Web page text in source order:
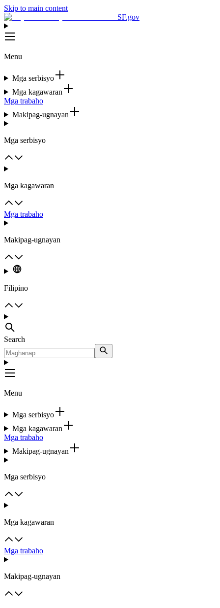
Skip to main content
SF.gov
Menu
Mga serbisyo
Mga kagawaran
Mga trabaho
Makipag-ugnayan
Mga serbisyo
Mga kagawaran
Mga trabaho
Makipag-ugnayan
Filipino
Search
Menu
Mga serbisyo
Mga kagawaran
Mga trabaho
Makipag-ugnayan
Mga serbisyo
Mga kagawaran
Mga trabaho
Makipag-ugnayan